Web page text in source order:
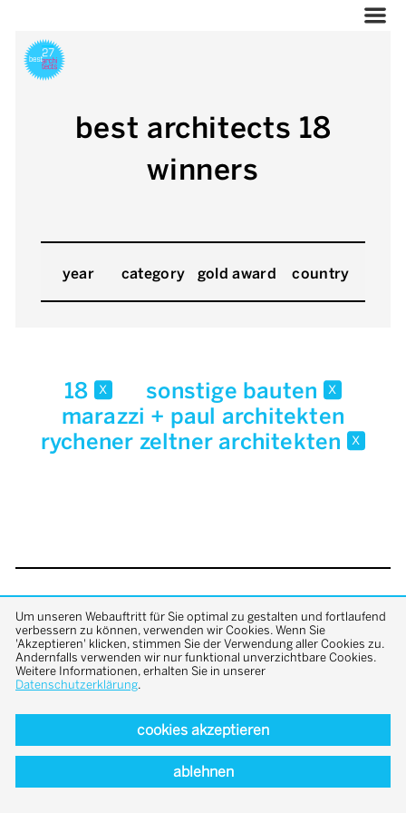
best architects 18
winners
year category gold award country
18 x sonstige bauten x
marazzi + paul architekten
rychener zeltner architekten
x
back to top
Um unseren Webauftritt für Sie optimal zu gestalten und fortlaufend
verbessern zu können, verwenden wir Cookies. Wenn Sie
'Akzeptieren' klicken, stimmen Sie der Verwendung aller Cookies zu.
Andernfalls verwenden wir nur funktional unverzichtbare Cookies.
Weitere Informationen, erhalten Sie in unserer
Datenschutzerklärung.
cookies akzeptieren
ablehnen